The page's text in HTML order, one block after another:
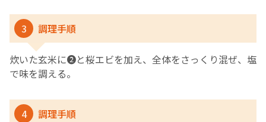
3 調理手順
炊いた玄米に❷と桜エビを加え、全体をさっくり混ぜ、塩
で味を調える。
4 調理手順